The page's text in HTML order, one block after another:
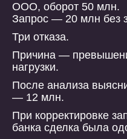
ООО, оборот 50 млн.
Запрос — 20 млн без
Три отказа.
Причина —
нагрузки.
После анализа
— 12 млн.
При корректировке
банка сделка была